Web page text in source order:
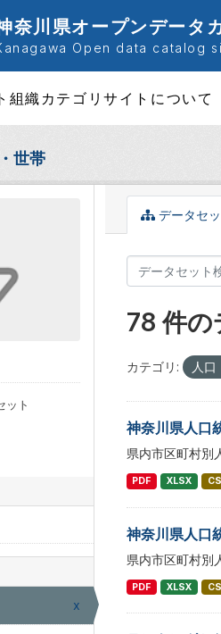
奈川県オープンデータ
Open data catalog
組織 カテゴリサイトについて
世帯
ット
x
データセッ
78 件
カテゴリ: 人口
神奈川県人口
県内市区町村別
PDF XLSX
神奈川県人口
県内市区町村別
PDF XLSX